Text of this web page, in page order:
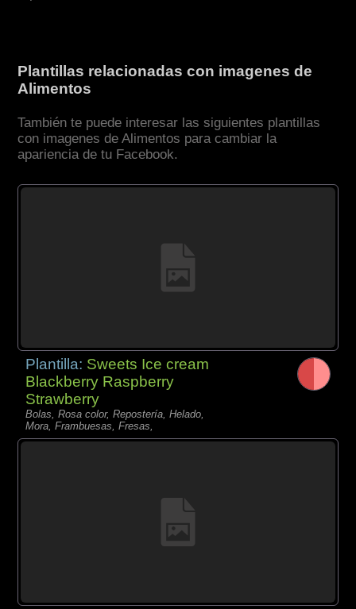
Plantillas relacionadas con imagenes de
Alimentos
También te puede interesar las siguientes plantillas
con imagenes de Alimentos para cambiar la
apariencia de tu Facebook.
Plantilla: Sweets Ice cream
Blackberry Raspberry
Strawberry
Bolas, Rosa color, Repostería, Helado,
Mora, Frambuesas, Fresas,